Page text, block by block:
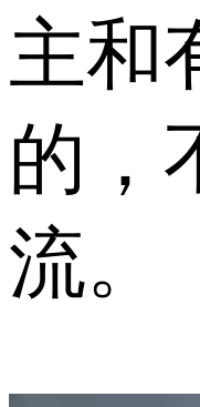
主和
的，
流。